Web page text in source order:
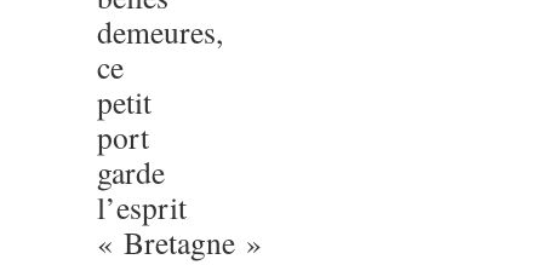
demeures,
ce
petit
port
garde
l’esprit
« Bretagne »